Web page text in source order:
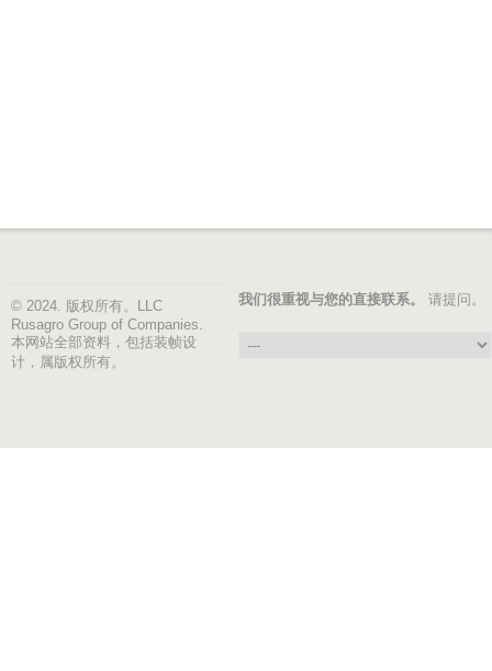
© 2024. 版权所有。LLC
Rusagro Group of Companies.
本网站全部资料，包括装帧设
计，属版权所有。
我们很重视与您的直接联系。 请提问。